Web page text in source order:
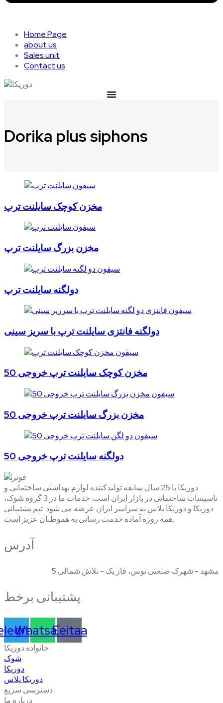
Home Page
about us
Sales unit
Contact us
Dorika plus siphons
مخزن کوچک سایلنت ترپ
مخزن بزرگ سایلنت ترپ
دولگنه سایلنت ترپ
دولگنه فانتزی سایلنت ترپ با سریز سینی
مخزن کوچک سایلنت ترپ خروجی 50
مخزن بزرگ سایلنت ترپ خروجی 50
دولگنه سایلنت ترپ خروجی 50
دوریکا با 25 سال سابقه تولیدکننده لوازم بهداشتی ساختمانی و
تاسیسات ساختمانی در بازار ایران است. خدمات ما در 3 گروه شوک،
دوریکا و دوریکا پلاس به سراسر ایران عرضه می شود. تیم پشتیبانی
همه روزه آماده خدمت رسانی به هموطنان عزیز است.
آدرس
مشهد - شهرک صنعتی توس، فاز یک - تلاش شمالی 5
پشتیبانی برخط
Whatsapp
Eeitaa
خانواده دوریکا
شوک
دوریکا
دوریکا پلاس
دسترسی سریع
درباره ما